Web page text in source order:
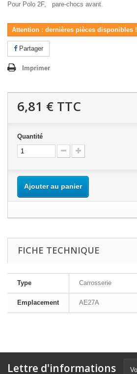
Pour Polo 2F, pare-chocs avant.
Attention : dernières pièces disponibles !
Partager
Imprimer
6,81 € TTC
Quantité
Ajouter au panier
FICHE TECHNIQUE
Type Carrosserie
Emplacement AE27A
Lettre d'informations